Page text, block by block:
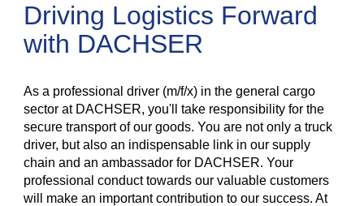
Driving Logistics Forward
with DACHSER
As a professional driver (m/f/x) in the general cargo
sector at DACHSER, you'll take responsibility for the
secure transport of our goods. You are not only a truck
driver, but also an indispensable link in our supply
chain and an ambassador for DACHSER. Your
professional conduct towards our valuable customers
will make an important contribution to our success. At